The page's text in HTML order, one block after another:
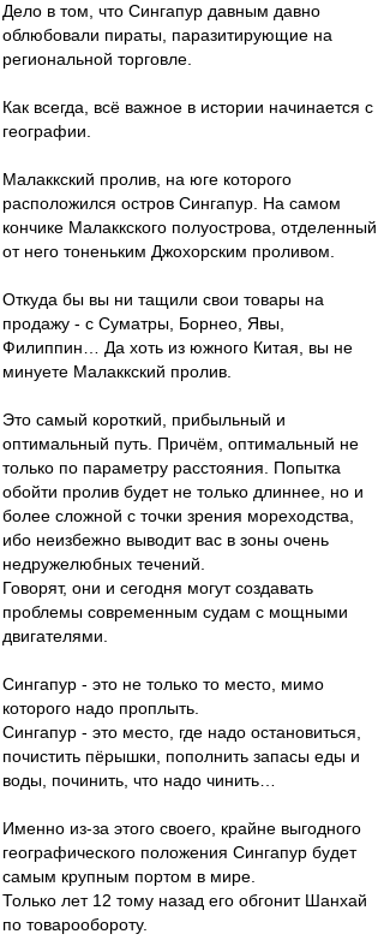
Дело в том, что Сингапур давным давно
облюбовали пираты, паразитирующие на
региональной торговле.
Как всегда, всё важное в истории начинается с
географии.
Малаккский пролив, на юге которого
расположился остров Сингапур. На самом
кончике Малаккского полуострова, отделенный
от него тоненьким Джохорским проливом.
Откуда бы вы ни тащили свои товары на
продажу - с Суматры, Борнео, Явы,
Филиппин… Да хоть из южного Китая, вы не
минуете Малаккский пролив.
Это самый короткий, прибыльный и
оптимальный путь. Причём, оптимальный не
только по параметру расстояния. Попытка
обойти пролив будет не только длиннее, но и
более сложной с точки зрения мореходства,
ибо неизбежно выводит вас в зоны очень
недружелюбных течений.
Говорят, они и сегодня могут создавать
проблемы современным судам с мощными
двигателями.
Сингапур - это не только то место, мимо
которого надо проплыть.
Сингапур - это место, где надо остановиться,
почистить пёрышки, пополнить запасы еды и
воды, починить, что надо чинить…
Именно из-за этого своего, крайне выгодного
географического положения Сингапур будет
самым крупным портом в мире.
Только лет 12 тому назад его обгонит Шанхай
по товарообороту.